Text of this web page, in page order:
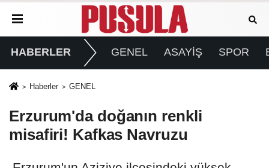
HABERLER GENEL ASAYİŞ SPOR
Haberler GENEL
Erzurum'da doğanın renkli
misafiri! Kafkas Navruzu